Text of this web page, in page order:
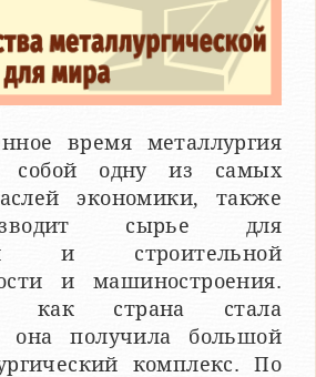
время металлургия
собой одну из самых
экономики, также
сырье для
и строительной
и машиностроения.
как страна стала
она получила большой
комплекс. По